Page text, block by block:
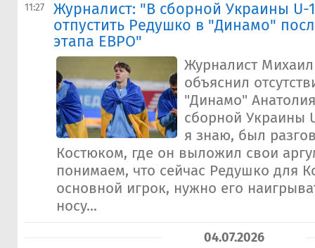
11:27
Журналист: "В сборной Украины U-
отпустить Редушко в "Динамо"
этапа ЕВРО"
Журналист
объяснил
"Динамо"
сборной Украины
я знаю, был
Костюком, где он выложил свои
понимаем, что сейчас Редушко для
основной игрок, нужно его
носу...
04.07.2026